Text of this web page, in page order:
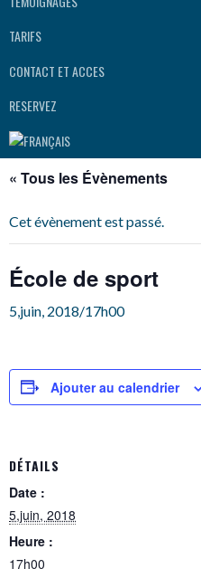
TARIFS
CONTACT ET ACCES
RESERVEZ
« Tous les Évènements
Cet évènement est passé.
École de sport
5,juin, 2018/17h00
Ajouter au calendrier
DÉTAILS
Date :
5,juin, 2018
Heure :
17h00